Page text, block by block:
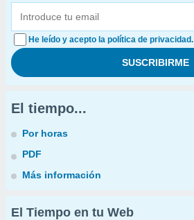
He leído y acepto la política de privacidad.
El tiempo...
Por horas
PDF
Más información
El Tiempo en tu Web